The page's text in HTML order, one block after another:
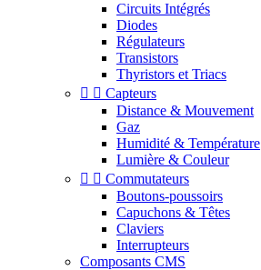
Circuits Intégrés
Diodes
Régulateurs
Transistors
Thyristors et Triacs
  Capteurs
Distance & Mouvement
Gaz
Humidité & Température
Lumière & Couleur
  Commutateurs
Boutons-poussoirs
Capuchons & Têtes
Claviers
Interrupteurs
Composants CMS